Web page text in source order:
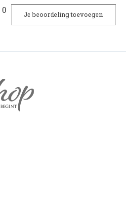
0
Je beoordeling toevoegen